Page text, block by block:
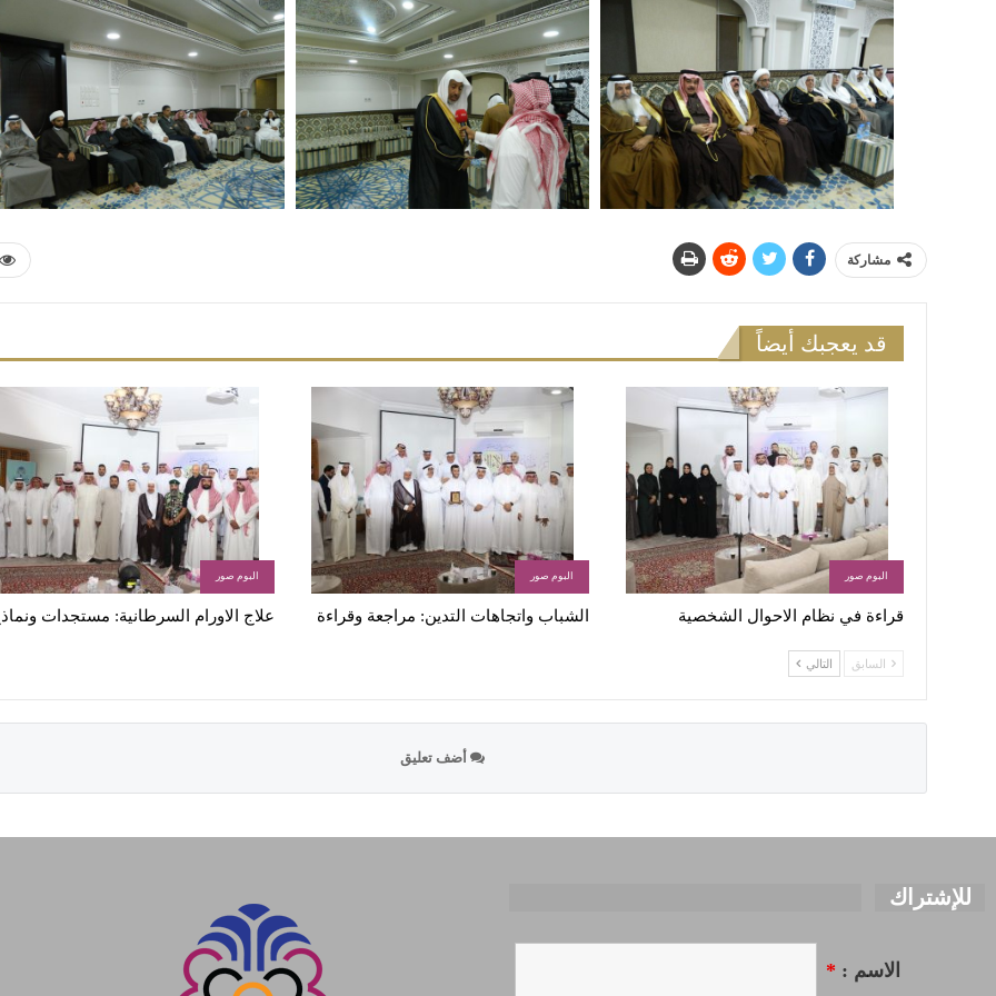
مشاركة
قد يعجبك أيضاً
البوم صور
قراءة في نظام الاحوال الشخصية
البوم صور
الشباب واتجاهات التدين: مراجعة وقراءة
البوم صور
علاج الاورام السرطانية: مستجدات
السابق التالي
أضف تعليق
للإشتراك
الاسم : *